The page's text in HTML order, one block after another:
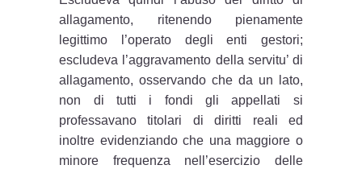
allagamento, ritenendo pienamente
legittimo l’operato degli enti gestori;
escludeva l’aggravamento della servitu’ di
allagamento, osservando che da un lato,
non di tutti i fondi gli appellati si
professavano titolari di diritti reali ed
inoltre evidenziando che una maggiore o
minore frequenza nell’esercizio delle